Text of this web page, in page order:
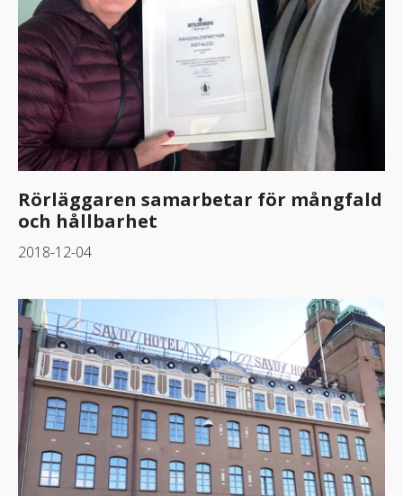
Rörläggaren samarbetar för mångfald
och hållbarhet
2018-12-04